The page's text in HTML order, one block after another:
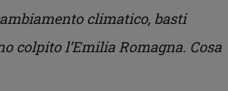
climatico, basti
colpito l’Emilia Romagna. Cosa